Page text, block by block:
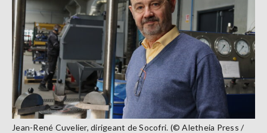
Jean-René Cuvelier, dirigeant de Socofri. (© Aletheia Press /